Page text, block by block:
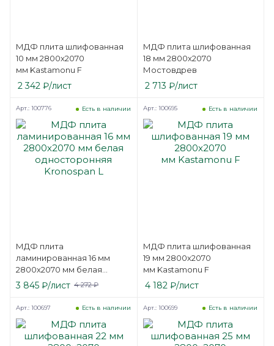
МДФ плита шлифованная
10 мм 2800х2070
мм Kastamonu F
2 342 ₽/лист
МДФ плита шлифованная
18 мм 2800х2070
Мостовдрев
2 713 ₽/лист
МДФ плита
ламинированная 16 мм
2800х2070 мм белая
односторонняя Kronospan
Есть в наличии
Арт.: 100776
3 845 ₽/лист 4 272₽
МДФ плита шлифованная
19 мм 2800х2070
мм Kastamonu F
Есть в наличии
Арт.: 100695
4 182 ₽/лист
Есть в наличии
Арт.: 100697 Есть в наличии
Арт.: 100699